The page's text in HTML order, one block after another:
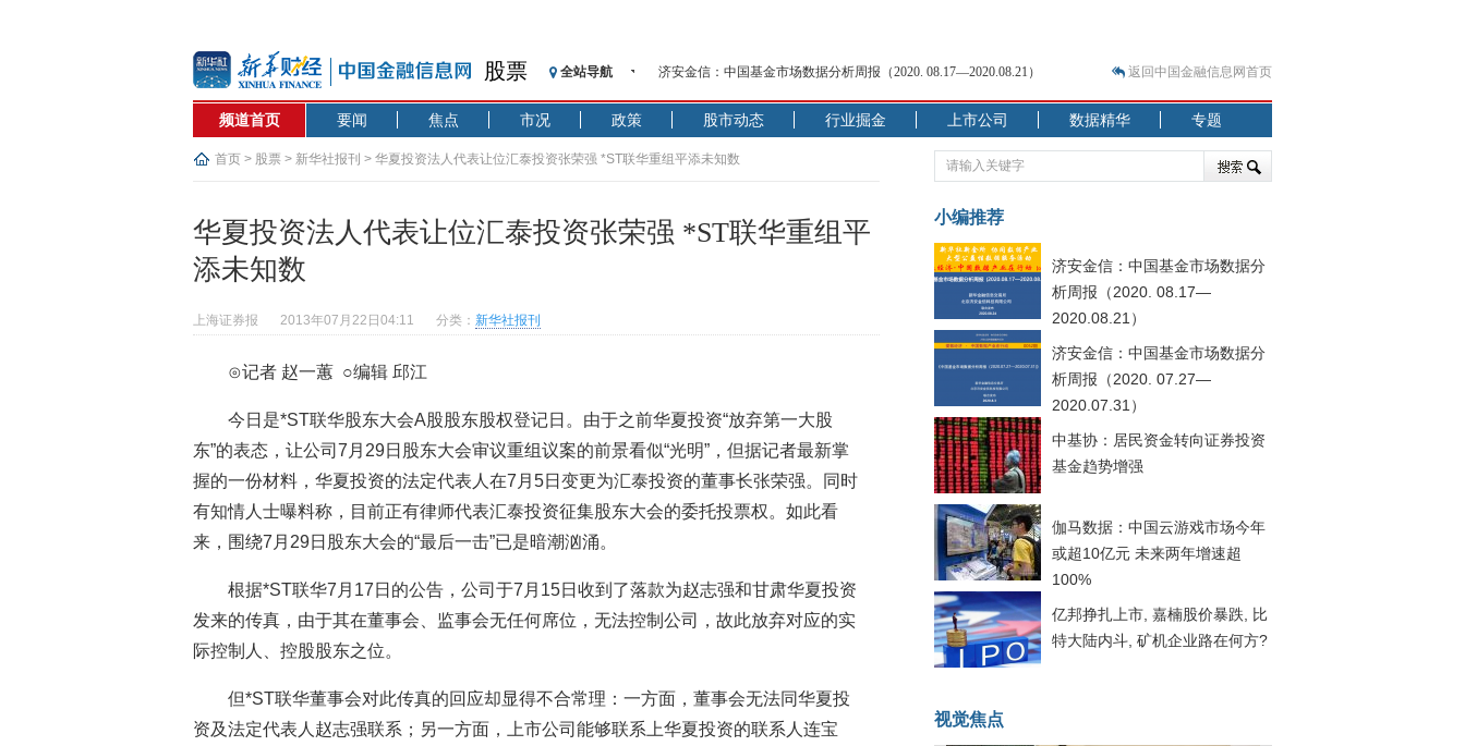
股票 全站导航
济安金信：中国基金市场数据分析周报（2020. 08.17—2020.08.21）
【见·闻】疫情下，新加坡旅游业步履维艰
记者手记：疫情下的香港零售业如何浴火重生？
【见·闻】疫情下一家香港传统零售商的转型突围之旅
济安金信：中国基金市场数据分析周报（2020. 07.27—2020.07.31）
【新华财经调查】同业存单、结构性存款玩起“跷跷板” 结构性失衡藏
在“隐秘的角落”
央行公开市场净投放300亿元 短端资金利率明显下行
返回中国金融信息网首页
频道首页 要闻 焦点 市况 政策 股市动态 行业掘金 上市公司 数据精华 专题
首页 > 股票 > 新华社报刊 > 华夏投资法人代表让位汇泰投资张荣强 *ST联华重组平添未知数
华夏投资法人代表让位汇泰投资张荣强 *ST联华重组平
添未知数
上海证券报 2013年07月22日04:11 分类： 新华社报刊
⊙记者 赵一蕙 ○编辑 邱江
今日是*ST联华股东大会A股股东股权登记日。由于之前华夏投资“放弃第一大股
东”的表态，让公司7月29日股东大会审议重组议案的前景看似“光明”，但据记者最新掌
握的一份材料，华夏投资的法定代表人在7月5日变更为汇泰投资的董事长张荣强。同时
有知情人士曝料称，目前正有律师代表汇泰投资征集股东大会的委托投票权。如此看
来，围绕7月29日股东大会的“最后一击”已是暗潮汹涌。
根据*ST联华7月17日的公告，公司于7月15日收到了落款为赵志强和甘肃华夏投资
发来的传真，由于其在董事会、监事会无任何席位，无法控制公司，故此放弃对应的实
际控制人、控股股东之位。
但*ST联华董事会对此传真的回应却显得不合常理：一方面，董事会无法同华夏投
资及法定代表人赵志强联系；另一方面，上市公司能够联系上华夏投资的联系人连宝
小编推荐
济安金信：中国基金市场数据分
析周报（2020. 08.17—
2020.08.21）
济安金信：中国基金市场数据分
析周报（2020. 07.27—
2020.07.31）
中基协：居民资金转向证券投资
基金趋势增强
伽马数据：中国云游戏市场今年
或超10亿元 未来两年增速超
100%
亿邦挣扎上市, 嘉楠股价暴跌, 比
特大陆内斗, 矿机企业路在何方?
视觉焦点